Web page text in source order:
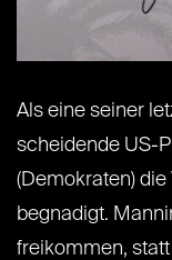
Als eine seiner
scheidende US-
(Demokraten)
begnadigt.
freikommen,